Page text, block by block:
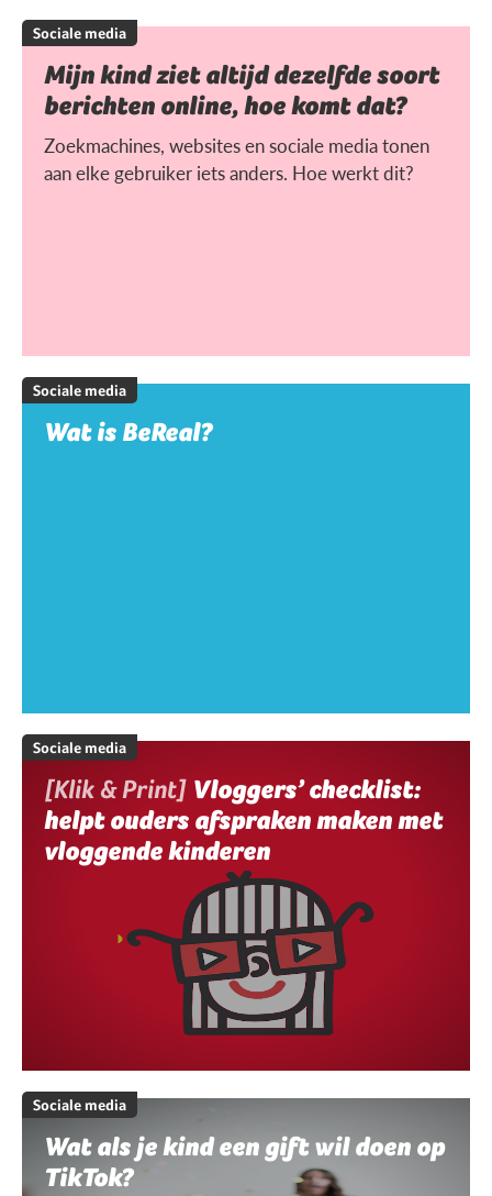
Sociale media
Mijn kind ziet altijd dezelfde soort
berichten online, hoe komt dat?
Zoekmachines, websites en sociale media tonen
aan elke gebruiker iets anders. Hoe werkt dit?
Sociale media
Wat is BeReal?
Sociale media
[Klik & Print] Vloggers’ checklist:
helpt ouders afspraken maken met
vloggende kinderen
Sociale media
Wat als je kind een gift wil doen op
TikTok?